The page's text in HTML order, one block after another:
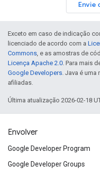
Envie
Exceto em caso de indicação
licenciado de acordo com a
Commons, e as amostras de
Licença Apache 2.0. Para mais
Google Developers. Java é uma
afiliadas.
Última atualização 2026-02-18
Envolver
Google Developer Program
Google Developer Groups